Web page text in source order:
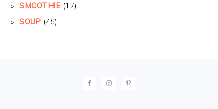
SMOOTHIE(17)
SOUP (49)